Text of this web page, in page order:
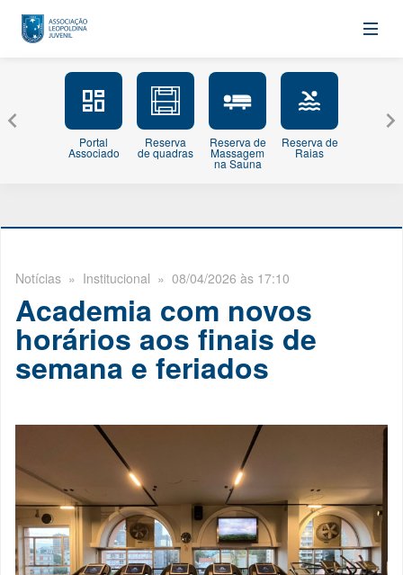
Portal
Associado
Reserva
de quadras
Reserva de
Massagem
na Sauna
Reserva de
Raias
Notícias » Institucional » 08/04/2026 às 17:10
Academia com novos
horários aos finais de
semana e feriados